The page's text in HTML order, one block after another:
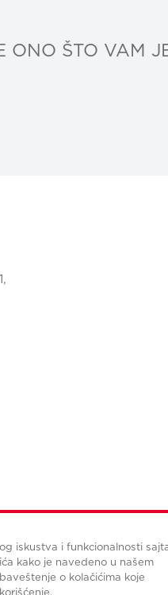
iskustva i funkcionalnosti
kako je navedeno u našem
o kolačićima koje
ONO ŠTO VAM
korišćenja Politika privatnosti
& Wakefield CBS